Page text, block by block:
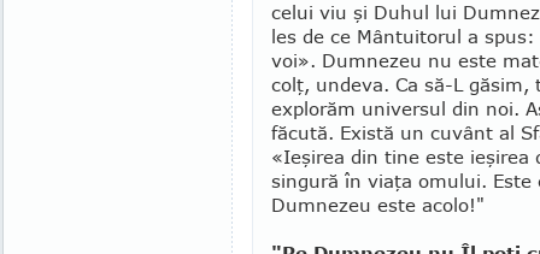
celui viu şi Duhul lui
les de ce Mântuitorul a
voi». Dumnezeu nu este
colţ, undeva. Ca să-L
explorăm universul din noi.
făcută. Există un cuvânt al
«Ieşirea din tine este ieşirea
singură în viaţa omu­lui.
Dumnezeu este acolo!"